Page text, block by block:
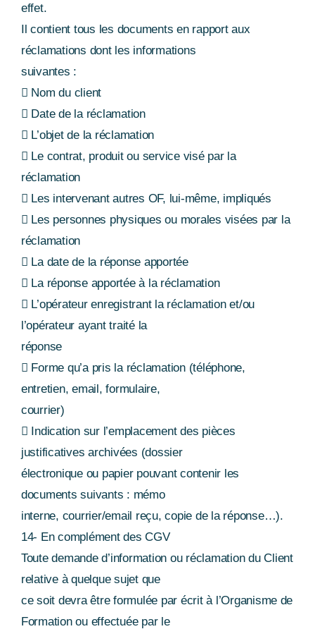
effet.
Il contient tous les documents en rapport aux
réclamations dont les informations
suivantes :
 Nom du client
 Date de la réclamation
 L’objet de la réclamation
 Le contrat, produit ou service visé par la
réclamation
 Les intervenant autres OF, lui-même, impliqués
 Les personnes physiques ou morales visées par la
réclamation
 La date de la réponse apportée
 La réponse apportée à la réclamation
 L’opérateur enregistrant la réclamation et/ou
l’opérateur ayant traité la
réponse
 Forme qu’a pris la réclamation (téléphone,
entretien, email, formulaire,
courrier)
 Indication sur l’emplacement des pièces
justificatives archivées (dossier
électronique ou papier pouvant contenir les
documents suivants : mémo
interne, courrier/email reçu, copie de la réponse…).
14- En complément des CGV
Toute demande d’information ou réclamation du Client
relative à quelque sujet que
ce soit devra être formulée par écrit à l’Organisme de
Formation ou effectuée par le